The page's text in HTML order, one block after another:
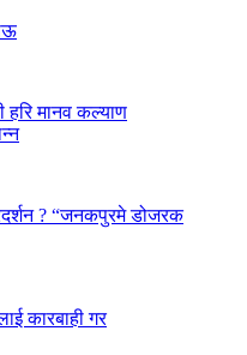
मानव कल्याण
? “जनकपुरमे डोजरक
कारबाही गर